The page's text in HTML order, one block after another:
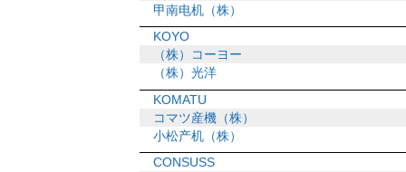
甲南电机（株）
KOYO
（株）コーヨー
（株）光洋
KOMATU
コマツ産機（株）
小松产机（株）
CONSUSS